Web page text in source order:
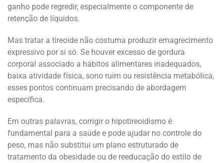
ganho pode regredir, especialmente o componente de
retenção de líquidos.
Mas tratar a tireoide não costuma produzir emagrecimento
expressivo por si só. Se houver excesso de gordura
corporal associado a hábitos alimentares inadequados,
baixa atividade física, sono ruim ou resistência metabólica,
esses pontos continuam precisando de abordagem
específica.
Em outras palavras, corrigir o hipotireoidismo é
fundamental para a saúde e pode ajudar no controle do
peso, mas não substitui um plano estruturado de
tratamento da obesidade ou de reeducação do estilo de